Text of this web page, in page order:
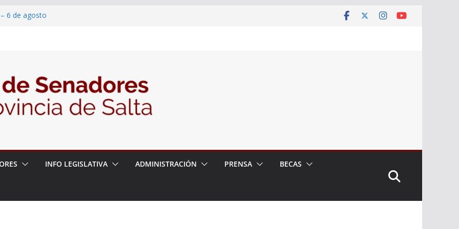
6 de agosto
– 06/08/26 – Créase el Ente Salteño
Vegetal
INFO LEGISLATIVA ADMINISTRACIÓN PRENSA BECAS